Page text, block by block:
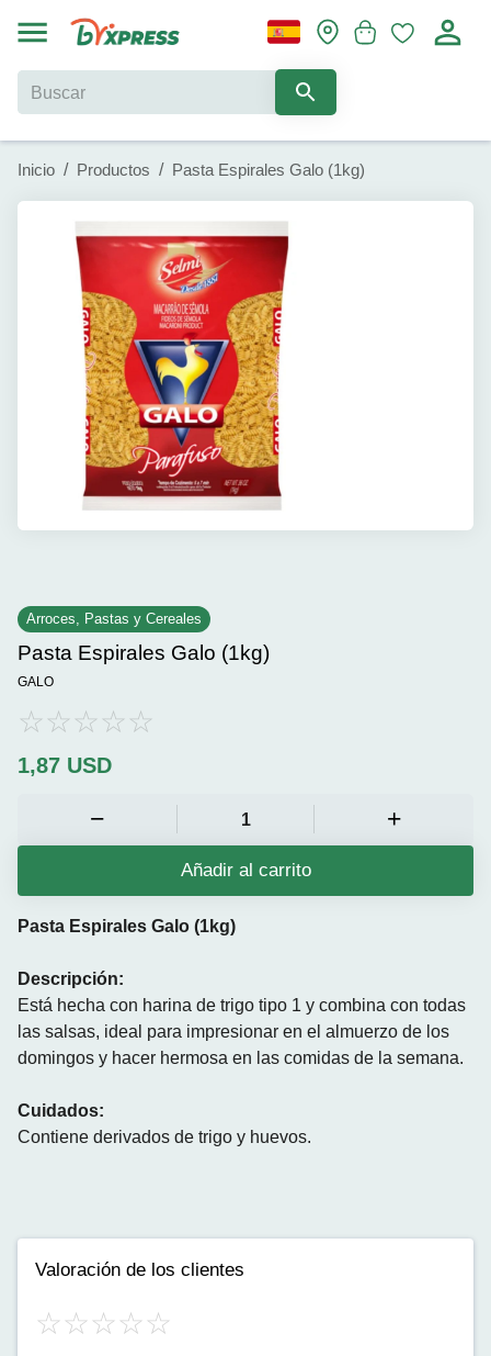
Inicio / Productos / Pasta Espirales Galo (1kg)
Arroces, Pastas y Cereales
Pasta Espirales Galo (1kg)
GALO
1,87 USD
Añadir al carrito
Pasta Espirales Galo (1kg)
Descripción:
Está hecha con harina de trigo tipo 1 y combina con todas
las salsas, ideal para impresionar en el almuerzo de los
domingos y hacer hermosa en las comidas de la semana.
Cuidados:
Contiene derivados de trigo y huevos.
Valoración de los clientes